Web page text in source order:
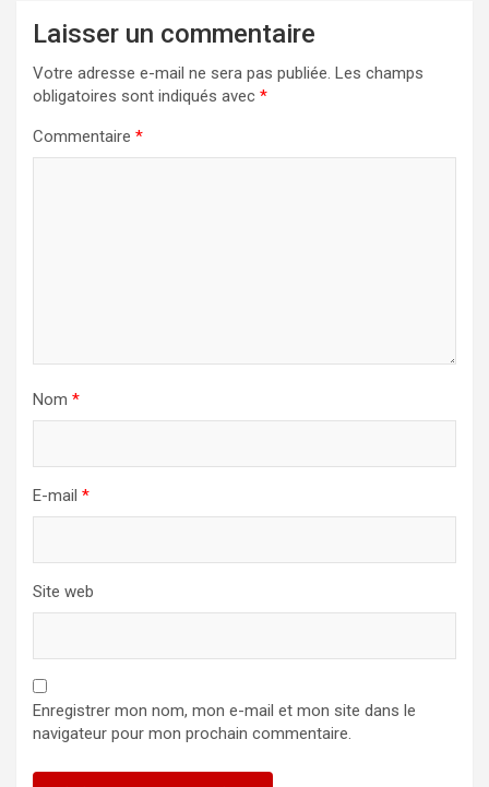
Laisser un commentaire
Votre adresse e-mail ne sera pas publiée. Les champs
obligatoires sont indiqués avec *
Commentaire *
Nom *
E-mail *
Site web
Enregistrer mon nom, mon e-mail et mon site dans le
navigateur pour mon prochain commentaire.